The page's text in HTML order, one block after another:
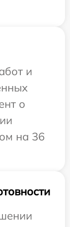
и
о
на 36